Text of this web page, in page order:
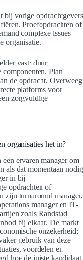
bij vorige opdrachtgevers
Proefopdrachten of
complexe issues
organisatie.
vast: duur,
Plan
de opdracht. Overweeg
platforms voor
zorgvuldige
organisaties het in?
ervaren manager om
als dat momentaan nodig
in bij
opdrachten of
zijn turnaround manager,
manager en IT-
zoals Randstad
bij elkaar. De markt
onzekerheid;
gebruik van deze
voordelen en
hoe de juiste kandidaat